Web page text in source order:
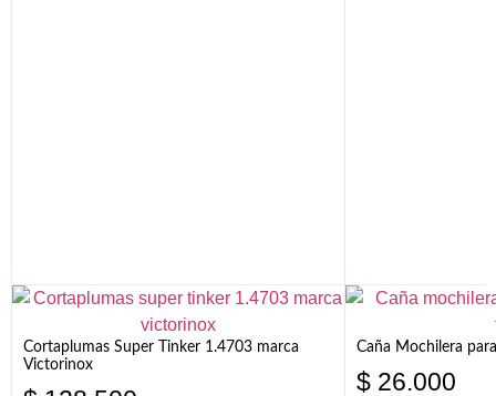
Cortaplumas Super Tinker 1.4703 marca
Victorinox
Caña Mochilera
$ 26.000